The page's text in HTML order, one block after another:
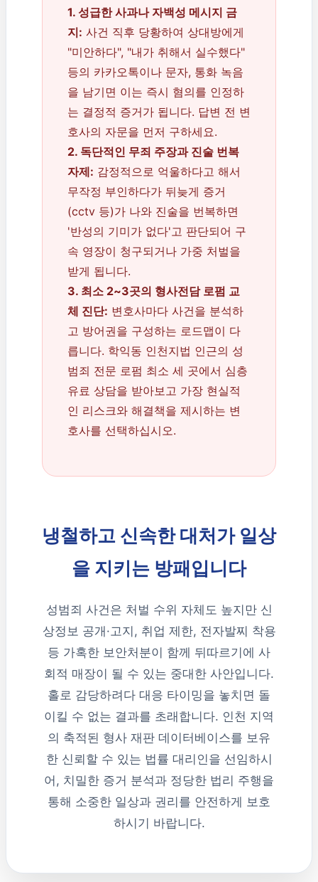
1. 성급한 사과나 자백성 메시지 금
지: 사건 직후 당황하여 상대방에게
"미안하다", "내가 취해서 실수했다"
등의 카카오톡이나 문자, 통화 녹음
을 남기면 이는 즉시 혐의를 인정하
는 결정적 증거가 됩니다. 답변 전 변
호사의 자문을 먼저 구하세요.
2. 독단적인 무죄 주장과 진술 번복
자제: 감정적으로 억울하다고 해서
무작정 부인하다가 뒤늦게 증거
(cctv 등)가 나와 진술을 번복하면
'반성의 기미가 없다'고 판단되어 구
속 영장이 청구되거나 가중 처벌을
받게 됩니다.
3. 최소 2~3곳의 형사전담 로펌 교
체 진단: 변호사마다 사건을 분석하
고 방어권을 구성하는 로드맵이 다
릅니다. 학익동 인천지법 인근의 성
범죄 전문 로펌 최소 세 곳에서 심층
유료 상담을 받아보고 가장 현실적
인 리스크와 해결책을 제시하는 변
호사를 선택하십시오.
냉철하고 신속한 대처가 일상
을 지키는 방패입니다
성범죄 사건은 처벌 수위 자체도 높지만 신
상정보 공개·고지, 취업 제한, 전자발찌 착용
등 가혹한 보안처분이 함께 뒤따르기에 사
회적 매장이 될 수 있는 중대한 사안입니다.
홀로 감당하려다 대응 타이밍을 놓치면 돌
이킬 수 없는 결과를 초래합니다. 인천 지역
의 축적된 형사 재판 데이터베이스를 보유
한 신뢰할 수 있는 법률 대리인을 선임하시
어, 치밀한 증거 분석과 정당한 법리 주행을
통해 소중한 일상과 권리를 안전하게 보호
하시기 바랍니다.